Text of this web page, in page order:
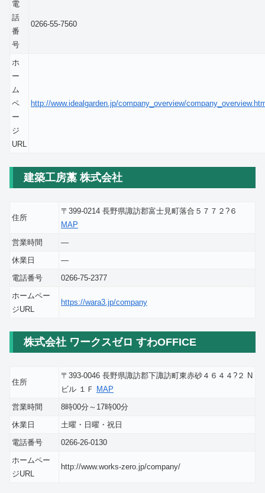
電
話
番
号
0266-55-7560
ホ
ー
ム
ペ
ー
ジ
URL
http://www.idealgarden.jp/company_overview/
建築工房藁 株式会社
住所
〒399-0214 長野県諏訪郡富士見町落合５７７２?６
MAP
営業時間
―
休業日
―
電話番号
0266-75-2377
ホームペー
ジURL
https://wara3.jp/company
株式会社 ワークスゼロ すわOFFICE
住所
〒393-0046 長野県諏訪郡下諏訪町東赤砂４６４４?２ N
ビル １Ｆ MAP
営業時間
8時00分～17時00分
休業日
土曜・日曜・祝日
電話番号
0266-26-0130
ホームペー
ジURL
http://www.works-zero.jp/company/